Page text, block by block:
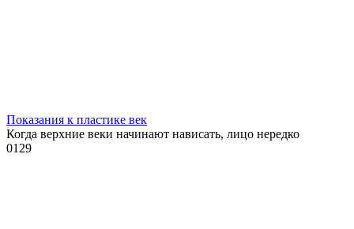
Показания к пластике век
Когда верхние веки начинают нависать, лицо нередко
0129